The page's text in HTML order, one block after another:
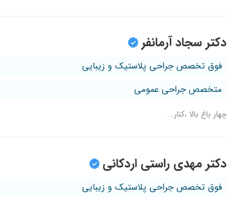
دکتر سجاد آرمانفر
فوق تخصص جراحی پلاستیک و زیبایی
متخصص جراحی عمومی
چهار باغ بالا ،کنار...
دکتر مهدی راستی اردکانی
فوق تخصص جراحی پلاستیک و زیبایی